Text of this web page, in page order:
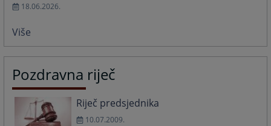
18.06.2026.
Više
Pozdravna riječ
Riječ predsjednika
10.07.2009.